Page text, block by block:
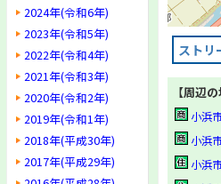
ストリ
【周辺
小浜
小浜
小浜
2024年(令和6年)
2023年(令和5年)
2022年(令和4年)
2021年(令和3年)
2020年(令和2年)
2019年(令和1年)
2018年(平成30年)
2017年(平成29年)